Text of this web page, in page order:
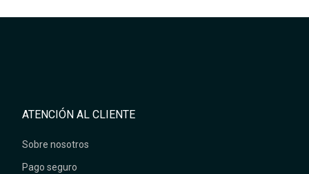
ATENCIÓN AL CLIENTE
Sobre nosotros
Pago seguro